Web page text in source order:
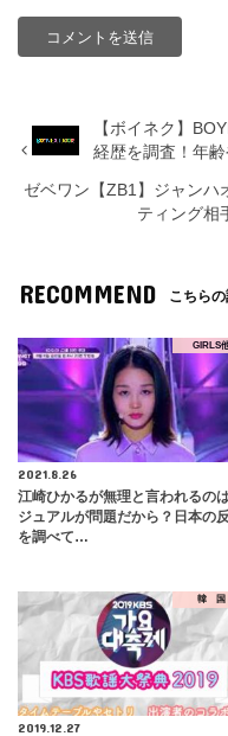
【ボイネク】
経歴を調査！年
ゼベワン【ZB1】ジャンハ
ティング相
RECOMMEND こちらの
GIRLS
2021.8.26
江崎ひかるが無理と言われるの
ジュアルが問題だから？日本の
を調べて…
韓 国
2019.12.27